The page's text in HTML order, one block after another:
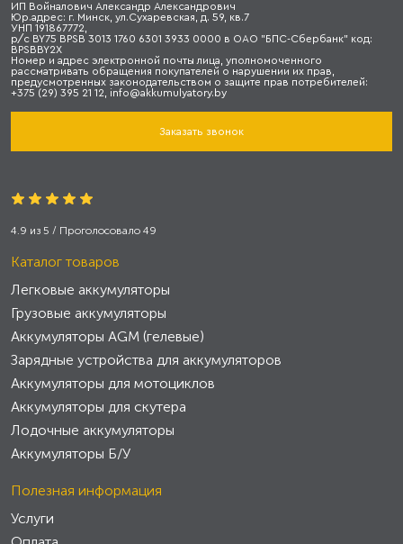
ИП Войналович Александр Александрович
Юр.адрес: г. Минск, ул.Сухаревская, д. 59, кв.7
УНП 191867772,
р/с BY75 BPSB 3013 1760 6301 3933 0000 в ОАО "БПС-Сбербанк" код:
BPSBBY2X
Номер и адрес электронной почты лица, уполномоченного
рассматривать обращения покупателей о нарушении их прав,
предусмотренных законодательством о защите прав потребителей:
+375 (29) 395 21 12, info@akkumulyatory.by
Заказать звонок
4.9 из 5 / Проголосовало 49
Каталог товаров
Легковые аккумуляторы
Грузовые аккумуляторы
Аккумуляторы AGM (гелевые)
Зарядные устройства для аккумуляторов
Аккумуляторы для мотоциклов
Аккумуляторы для скутера
Лодочные аккумуляторы
Аккумуляторы Б/У
Полезная информация
Услуги